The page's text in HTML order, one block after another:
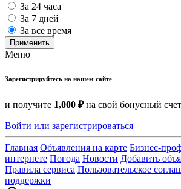
За 24 часа
За 7 дней
За все время
Применить
Меню
Зарегистрируйтесь на нашем сайте
и получите 1,000 ₽на свой бонусный
Войти или зарегистрироваться
Главная Объявления на карте Бизнес-
интернете Погода Новости Добавить
Правила сервиса Пользовательское
поддержки